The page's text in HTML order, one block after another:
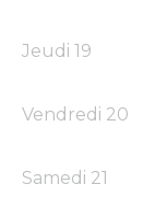
Jeudi 19
Vendredi 20
Samedi 21